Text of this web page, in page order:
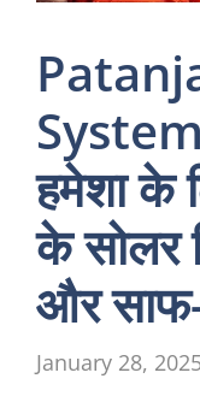
हमेशा के
के सोलर
और
January 28,